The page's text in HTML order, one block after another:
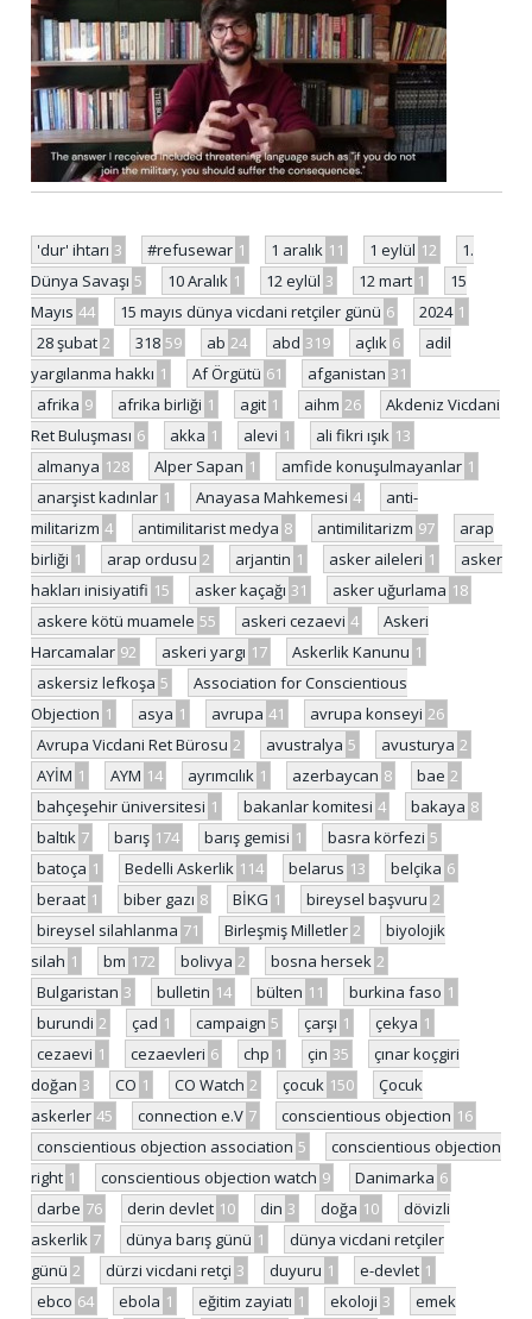
'dur' ihtarı 3 #refusewar 1 1 aralık 11 1 eylül 12
1.
Dünya Savaşı 5 10 Aralık 1 12 eylül 3 12 mart 1
15
Mayıs 44 15 mayıs dünya vicdani retçiler günü 6 2024 1
28 şubat 2 318 59 ab 24 abd 319 açlık 6
adil
yargılanma hakkı 1 Af Örgütü 61 afganistan 31
afrika 9 afrika birliği 1 agit 1 aihm 26
Akdeniz Vicdani
Ret Buluşması 6 akka 1 alevi 1 ali fikri ışık 13
almanya 128 Alper Sapan 1 amfide konuşulmayanlar 1
anarşist kadınlar 1 Anayasa Mahkemesi 4
anti-
militarizm 4 antimilitarist medya 8 antimilitarizm 97
arap
birliği 1 arap ordusu 2 arjantin 1 asker aileleri 1
asker
hakları inisiyatifi 15 asker kaçağı 31 asker uğurlama 18
askere kötü muamele 55 askeri cezaevi 4
Askeri
Harcamalar 92 askeri yargı 17 Askerlik Kanunu 1
askersiz lefkoşa 5
Association for Conscientious
Objection 1 asya 1 avrupa 41 avrupa konseyi 26
Avrupa Vicdani Ret Bürosu 2 avustralya 5 avusturya 2
AYİM 1 AYM 14 ayrımcılık 1 azerbaycan 8 bae 2
bahçeşehir üniversitesi 1 bakanlar komitesi 4 bakaya 8
baltık 7 barış 174 barış gemisi 1 basra körfezi 5
batoça 1 Bedelli Askerlik 114 belarus 13 belçika 6
beraat 1 biber gazı 8 BİKG 1 bireysel başvuru 2
bireysel silahlanma 71 Birleşmiş Milletler 2
biyolojik
silah 1 bm 172 bolivya 2 bosna hersek 2
Bulgaristan 3 bulletin 14 bülten 11 burkina faso 1
burundi 2 çad 1 campaign 5 çarşı 1 çekya 1
cezaevi 1 cezaevleri 6 chp 1 çin 35
çınar koçgiri
doğan 3 CO 1 CO Watch 2 çocuk 150
Çocuk
askerler 45 connection e.V 7 conscientious objection 16
conscientious objection association 5
conscientious objection
right 1 conscientious objection watch 9 Danimarka 6
darbe 76 derin devlet 10 din 3 doğa 10
dövizli
askerlik 7 dünya barış günü 1
dünya vicdani retçiler
günü 2 dürzi vicdani retçi 3 duyuru 1 e-devlet 1
ebco 64 ebola 1 eğitim zayiatı 1 ekoloji 3
emek